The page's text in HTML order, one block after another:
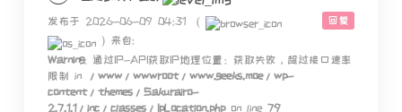
回复
发布于 2026-06-09 04:31
(
) 来自:
Warning: 通过IP-API获取IP地理位置：获取失败，超过接口速率
限制 in
/www/wwwroot/www.geeks.moe/wp-
content/themes/Sakurairo-
2.7.1.1/inc/classes/IpLocation.phpon line79